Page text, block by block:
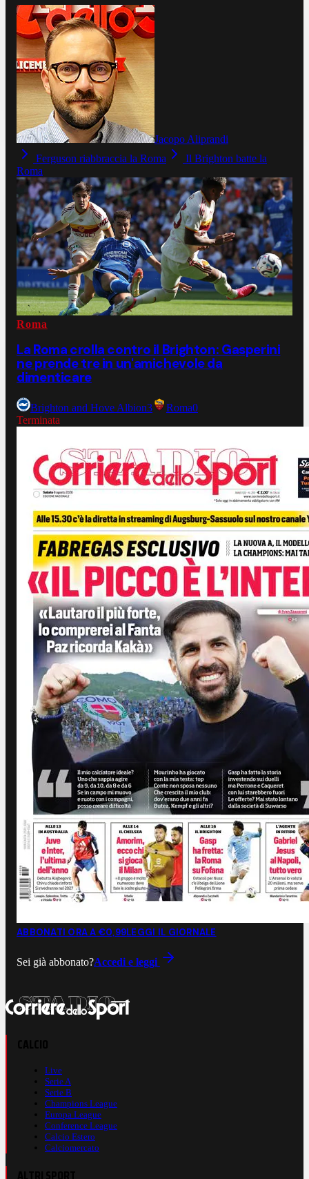
Jacopo Aliprandi
Ferguson riabbraccia la Roma
Il Brighton batte la
Roma
Roma
La Roma crolla contro il Brighton: Gasperini
ne prende tre in un'amichevole da
dimenticare
Brighton and Hove Albion3 Roma0
Terminata
ABBONATI ORA A €0,99LEGGI IL GIORNALE
Sei già abbonato?Accedi e leggi
Live
Serie A
Serie B
Champions League
Europa League
Conference League
Calcio Estero
Calciomercato